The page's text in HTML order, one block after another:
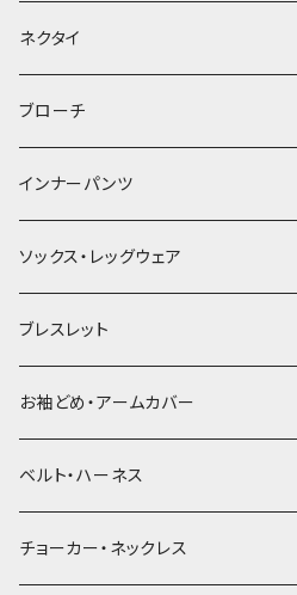
ヘッドドレス・カチューシャ
ヘアゴム
簪
ネクタイ
ブローチ
インナーパンツ
ソックス・レッグウェア
ブレスレット
お袖どめ・アームカバー
ベルト・ハーネス
チョーカー・ネックレス